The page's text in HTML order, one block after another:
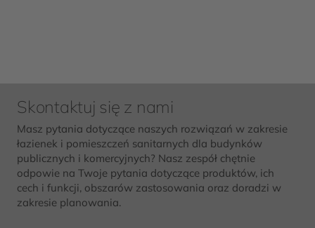
Skontaktuj się z nami
Masz pytania dotyczące naszych rozwiązań w zakresie
łazienek i pomieszczeń sanitarnych dla budynków
publicznych i komercyjnych? Nasz zespół chętnie
odpowie na Twoje pytania dotyczące produktów, ich
cech i funkcji, obszarów zastosowania oraz doradzi w
zakresie planowania.